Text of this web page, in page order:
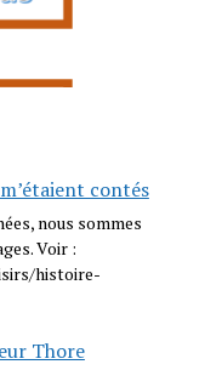
contés
nous sommes
Voir :
histoire-
Thore